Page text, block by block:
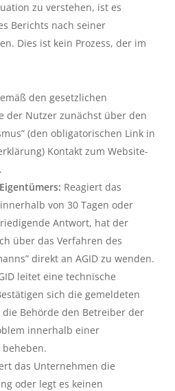
zu verstehen, ist es
Berichts nach seiner
Dies ist kein Prozess, der im
den gesetzlichen
der Nutzer zunächst über den
(den obligatorischen Link in
Kontakt zum Website-
Reagiert das
von 30 Tagen oder
Antwort, hat der
über das Verfahren des
direkt an AGID zu wenden.
leitet eine technische
sich die gemeldeten
Behörde den Betreiber der
innerhalb einer
das Unternehmen die
oder legt es keinen